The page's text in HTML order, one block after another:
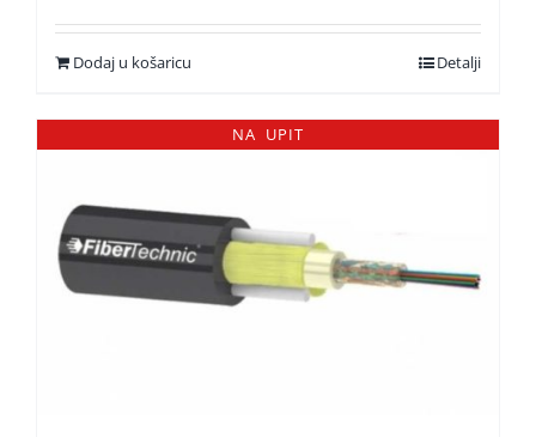
Dodaj u košaricu Detalji
NA UPIT